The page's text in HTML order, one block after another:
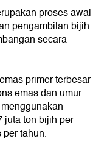
proses awal
pengambilan bijih
secara
primer terbesar
emas dan umur
juta ton bijih per
tahun.